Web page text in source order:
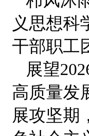
义思想科
干部职工
展望
高质量发
展攻坚期